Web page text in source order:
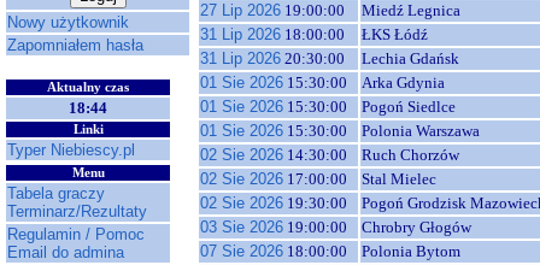
Nowy użytkownik
Zapomniałem hasła
Aktualny czas
18:44
Linki
Typer Niebiescy.pl
Menu
Tabela graczy
Terminarz/Rezultaty
Regulamin / Pomoc
Email do admina
27 Lip 2026 19:00:00
Miedź Legnica
31 Lip 2026 18:00:00
ŁKS Łódź
31 Lip 2026 20:30:00
Lechia Gdańsk
01 Sie 2026 15:30:00
Arka Gdynia
01 Sie 2026 15:30:00
Pogoń Siedlce
01 Sie 2026 15:30:00
Polonia Warszawa
02 Sie 2026 14:30:00
Ruch Chorzów
02 Sie 2026 17:00:00
Stal Mielec
02 Sie 2026 19:30:00
Pogoń Grodzisk
03 Sie 2026 19:00:00
Chrobry Głogów
07 Sie 2026 18:00:00
Polonia Bytom